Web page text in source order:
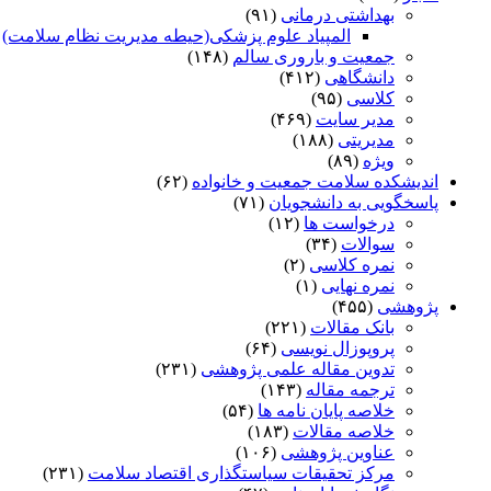
بهداشتی درمانی (۹۱)
المپیاد علوم پزشکی(حیطه مدیریت نظام سلامت)
جمعیت و باروری سالم (۱۴۸)
دانشگاهی (۴۱۲)
کلاسی (۹۵)
مدیر سایت (۴۶۹)
مدیریتی (۱۸۸)
ویژه (۸۹)
اندیشکده سلامت جمعیت و خانواده (۶۲)
پاسخگویی به دانشجویان (۷۱)
درخواست ها (۱۲)
سوالات (۳۴)
نمره کلاسی (۲)
نمره نهایی (۱)
پژوهشی (۴۵۵)
بانک مقالات (۲۲۱)
پروپوزال نویسی (۶۴)
تدوین مقاله علمی پژوهشی (۲۳۱)
ترجمه مقاله (۱۴۳)
خلاصه پایان نامه ها (۵۴)
خلاصه مقالات (۱۸۳)
عناوین پژوهشی (۱۰۶)
مرکز تحقیقات سیاستگذاری اقتصاد سلامت (۲۳۱)